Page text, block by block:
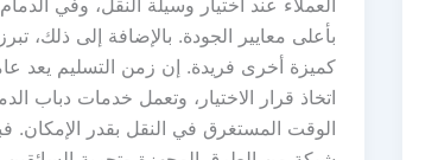
بأعلى معايير الجودة. بالإضافة إلى ذلك،
كميزة أخرى فريدة. إن زمن التسليم يعد
اتخاذ قرار الاختيار، وتعمل خدمات دباب
الوقت المستغرق في النقل بقدر الإمكان.